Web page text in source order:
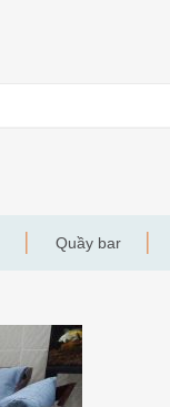
Quầy bar